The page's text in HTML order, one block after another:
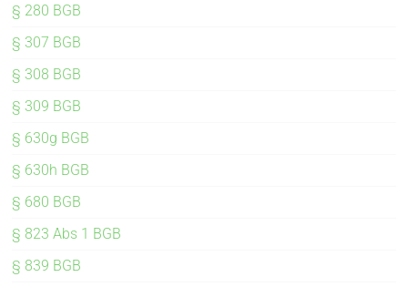
§ 280 BGB
§ 307 BGB
§ 308 BGB
§ 309 BGB
§ 630g BGB
§ 630h BGB
§ 680 BGB
§ 823 Abs 1 BGB
§ 839 BGB